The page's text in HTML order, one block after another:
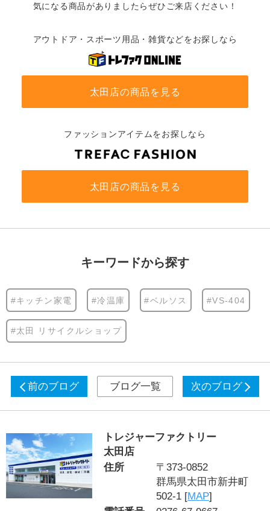
気になる商品がありましたらぜひご来店ください！
アウトドア・スポーツ用品・雑貨などをお探しなら
太田店の商品を見る
ファッションアイテムをお探しなら
太田店の商品を見る
キーワードから探す
#キッチン家電 #冷温庫 #ベルソス #VS-404
#太田 リサイクルショップ
前のブログ ブログ一覧 次のブログ
トレジャーファクトリー
太田店
住所
〒373-0852
群馬県太田市新井町
502-1 [MAP]